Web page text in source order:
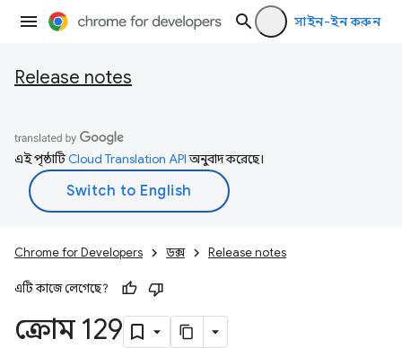
সাইন-ইন করুন
Release notes
এই পৃষ্ঠাটিCloud Translation APIঅনুবাদ করেছে।
Chrome for Developers ডক্স Release notes
এটি কাজে লেগেছে?
ক্রোম 129